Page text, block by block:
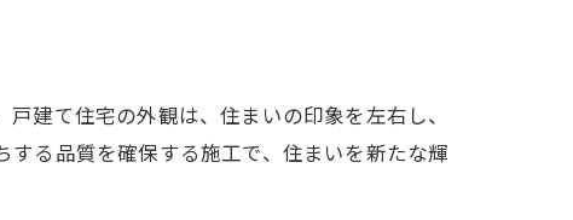
建て住宅の外観は、住まいの印象を左右し、
る品質を確保する施工で、住まいを新たな輝